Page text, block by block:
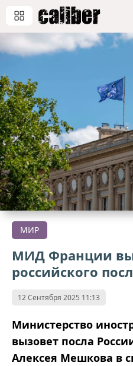
МИР
МИД Франции
российского
12 Сентября 2025 11:13
Министерство
вызовет посла
Алексея Мешкова в